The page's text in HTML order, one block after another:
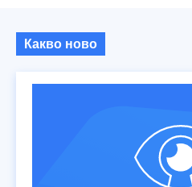
Какво ново